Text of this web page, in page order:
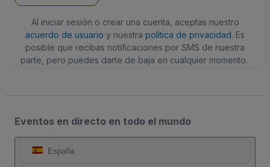
Al iniciar sesión o crear una cuenta, aceptas nuestro
acuerdo de usuario y nuestra política de privacidad. Es
posible que recibas notificaciones por SMS de nuestra
parte, pero puedes darte de baja en cualquier momento.
Eventos en directo en todo el mundo
España